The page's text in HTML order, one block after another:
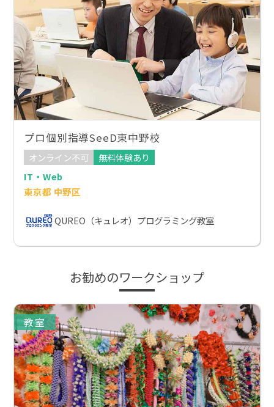
プロ個別指導SeeD東中野校
オンライン不可
無料体験あり
IT・Web
東京都 中野区
QUREO（キュレオ）プログラミング教室
お勧めのワークショップ
教室